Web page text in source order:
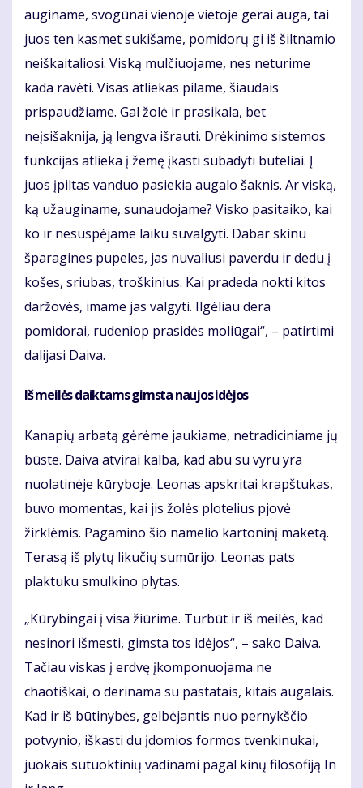
auginame, svogūnai vienoje vietoje gerai auga, tai
juos ten kasmet sukišame, pomidorų gi iš šiltnamio
neiškaitaliosi. Viską mulčiuojame, nes neturime
kada ravėti. Visas atliekas pilame, šiaudais
prispaudžiame. Gal žolė ir prasikala, bet
neįsišaknija, ją lengva išrauti. Drėkinimo sistemos
funkcijas atlieka į žemę įkasti subadyti buteliai. Į
juos įpiltas vanduo pasiekia augalo šaknis. Ar viską,
ką užauginame, sunaudojame? Visko pasitaiko, kai
ko ir nesuspėjame laiku suvalgyti. Dabar skinu
šparagines pupeles, jas nuvaliusi paverdu ir dedu į
košes, sriubas, troškinius. Kai pradeda nokti kitos
daržovės, imame jas valgyti. Ilgėliau dera
pomidorai, rudeniop prasidės moliūgai“, – patirtimi
dalijasi Daiva.
Iš meilės daiktams gimsta naujos idėjos
Kanapių arbatą gėrėme jaukiame, netradiciniame jų
būste. Daiva atvirai kalba, kad abu su vyru yra
nuolatinėje kūryboje. Leonas apskritai krapštukas,
buvo momentas, kai jis žolės plotelius pjovė
žirklėmis. Pagamino šio namelio kartoninį maketą.
Terasą iš plytų likučių sumūrijo. Leonas pats
plaktuku smulkino plytas.
„Kūrybingai į visa žiūrime. Turbūt ir iš meilės, kad
nesinori išmesti, gimsta tos idėjos“, – sako Daiva.
Tačiau viskas į erdvę įkomponuojama ne
chaotiškai, o derinama su pastatais, kitais augalais.
Kad ir iš būtinybės, gelbėjantis nuo pernykščio
potvynio, iškasti du įdomios formos tvenkinukai,
juokais sutuoktinių vadinami pagal kinų filosofiją In